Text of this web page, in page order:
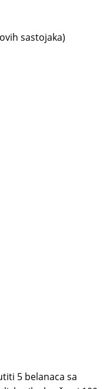
sastojaka)
5 belanaca sa